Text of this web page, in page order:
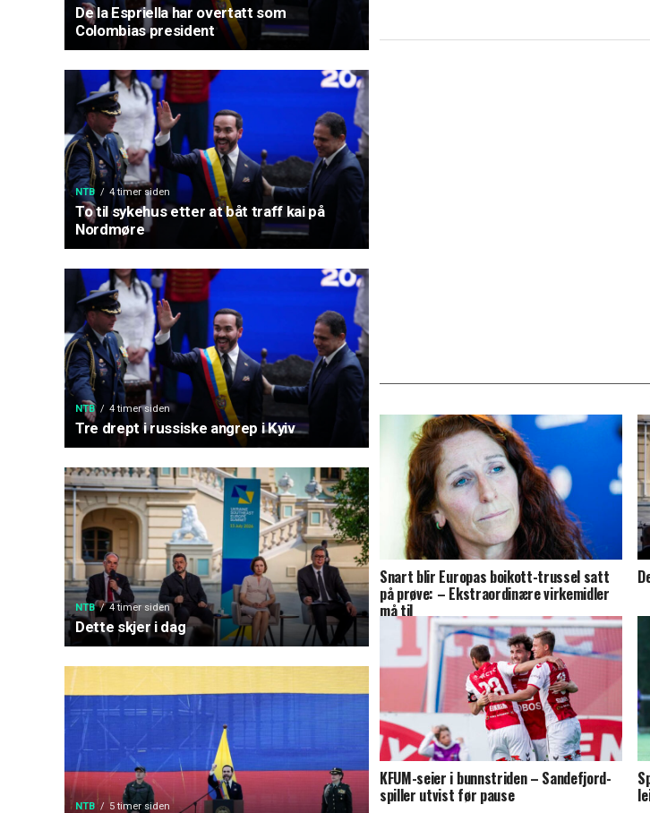
De la Espriella har overtatt som
Colombias president
NTB 4 timer siden
To til sykehus etter at båt traff kai på
Nordmøre
NTB 4 timer siden
Tre drept i russiske angrep i Kyiv
NTB 4 timer siden
Dette skjer i dag
NTB 5 timer siden
Snart blir Europas boikott-trussel satt
på prøve: – Ekstraordinære virkemidler
må til
KFUM-seier i bunnstriden – Sandefjord-
spiller utvist før pause